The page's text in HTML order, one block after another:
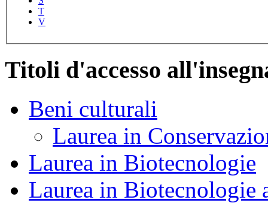
T
V
Titoli d'accesso
Beni culturali
Laurea in
Laurea in Biotecnologie
Laurea in Biotecnologie